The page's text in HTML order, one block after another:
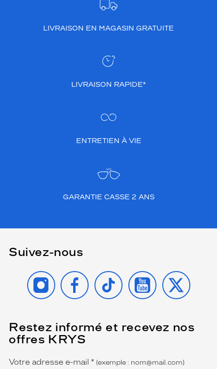
LIVRAISON EN MAGASIN GRATUITE
LIVRAISON RAPIDE*
ENTRETIEN À VIE
GARANTIE CASSE 2 ANS
Suivez-nous
INSTAGRAMFACEBOOK
TIKTOK YOUTUBE
X
Restez informé et recevez nos
offres KRYS
Name
Votre adresse e-mail *
(Ce
champ
est
obligatoire)
(exemple : nom@mail.com)